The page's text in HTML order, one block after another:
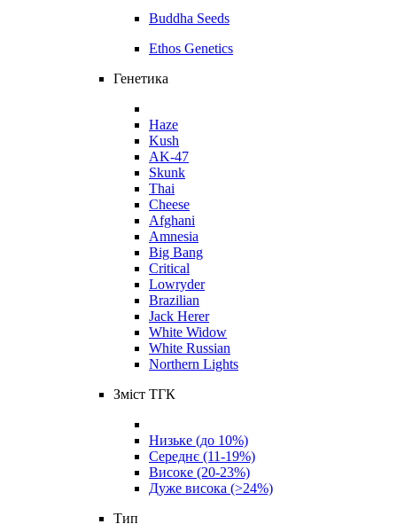
Buddha Seeds
Ethos Genetics
Генетика
Haze
Kush
AK-47
Skunk
Thai
Cheese
Afghani
Amnesia
Big Bang
Critical
Lowryder
Brazilian
Jack Herer
White Widow
White Russian
Northern Lights
Зміст ТГК
Низьке (до 10%)
Середнє (11-19%)
Високе (20-23%)
Дуже висока (>24%)
Тип